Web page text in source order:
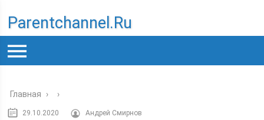
Parentchannel.ru
Главная › ›
29.10.2020
Андрей Смирнов